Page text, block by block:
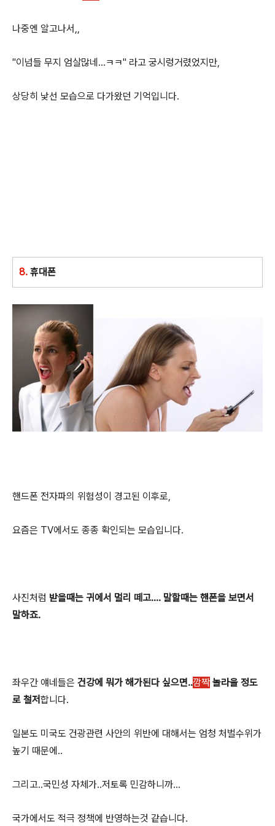
나중엔 알고나서,,
"이넘들 무지 엄살많네...ㅋㅋ" 라고 궁시렁거렸었지만,
상당히 낯선 모습으로 다가왔던 기억입니다.
8. 휴대폰
핸드폰 전자파의 위험성이 경고된 이후로,
요즘은 TV에서도 종종 확인되는 모습입니다.
사진처럼 받을때는 귀에서 멀리 떼고.... 말할때는 핸폰을 보면서
말하죠.
좌우간 얘네들은 건강에 뭐가 해가된다 싶으면..깜짝 놀라울 정도
로 철저합니다.
일본도 미국도 건광관련 사안의 위반에 대해서는 엄청 처벌수위가
높기 때문에..
그리고..국민성 자체가..저토록 민감하니까...
국가에서도 적극 정책에 반영하는것 같습니다.